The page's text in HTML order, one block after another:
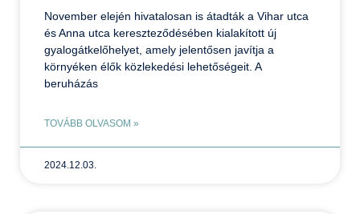
November elején hivatalosan is átadták a Vihar utca
és Anna utca kereszteződésében kialakított új
gyalogátkelőhelyet, amely jelentősen javítja a
környéken élők közlekedési lehetőségeit. A
beruházás
TOVÁBB OLVASOM »
2024.12.03.